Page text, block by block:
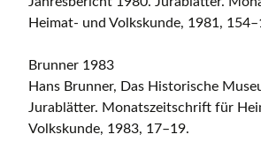
Heimat- und Volkskunde, 1981,
Brunner 1983
Hans Brunner, Das Historische
Jurablätter. Monatszeitschrift für
Volkskunde, 1983, 17–19.